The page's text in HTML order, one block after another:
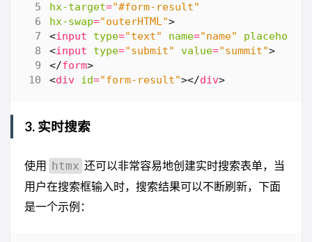
hx-target="#form-result"
hx-swap="outerHTML">
<input type="text" name="name"
<input type="submit" value="summit">
</form>
<div id="form-result"></div>
3. 实时搜索
使用 htmx 还可以非常容易地创建实时搜索表单，当
用户在搜索框输入时，搜索结果可以不断刷新，下面
是一个示例：